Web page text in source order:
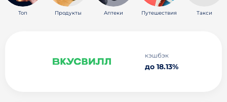
Топ Продукты Аптеки Путешествия Такси
кэшбэк
до 18.13%